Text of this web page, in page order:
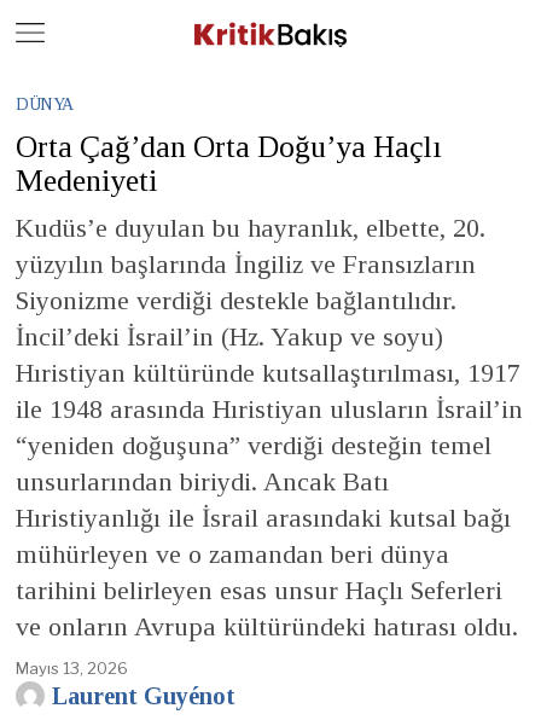
DÜNYA
Orta Çağ’dan Orta Doğu’ya Haçlı
Medeniyeti
Kudüs’e duyulan bu hayranlık, elbette, 20.
yüzyılın başlarında İngiliz ve Fransızların
Siyonizme verdiği destekle bağlantılıdır.
İncil’deki İsrail’in (Hz. Yakup ve soyu)
Hıristiyan kültüründe kutsallaştırılması, 1917
ile 1948 arasında Hıristiyan ulusların İsrail’in
“yeniden doğuşuna” verdiği desteğin temel
unsurlarından biriydi. Ancak Batı
Hıristiyanlığı ile İsrail arasındaki kutsal bağı
mühürleyen ve o zamandan beri dünya
tarihini belirleyen esas unsur Haçlı Seferleri
ve onların Avrupa kültüründeki hatırası oldu.
Mayıs 13, 2026
Laurent Guyénot